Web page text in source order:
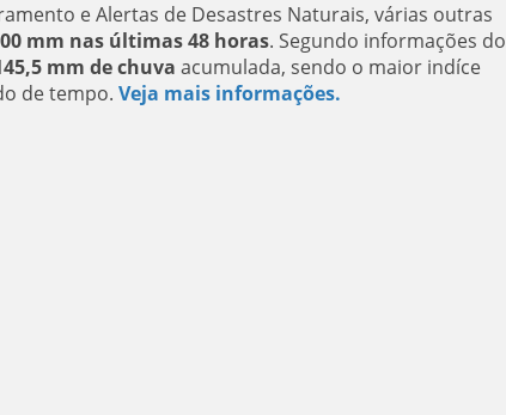
e Alertas de Desastres Naturais, várias outras
mm nas últimas 48 horas. Segundo informações do
mm de chuva acumulada, sendo o maior indíce
de tempo. Veja mais informações.